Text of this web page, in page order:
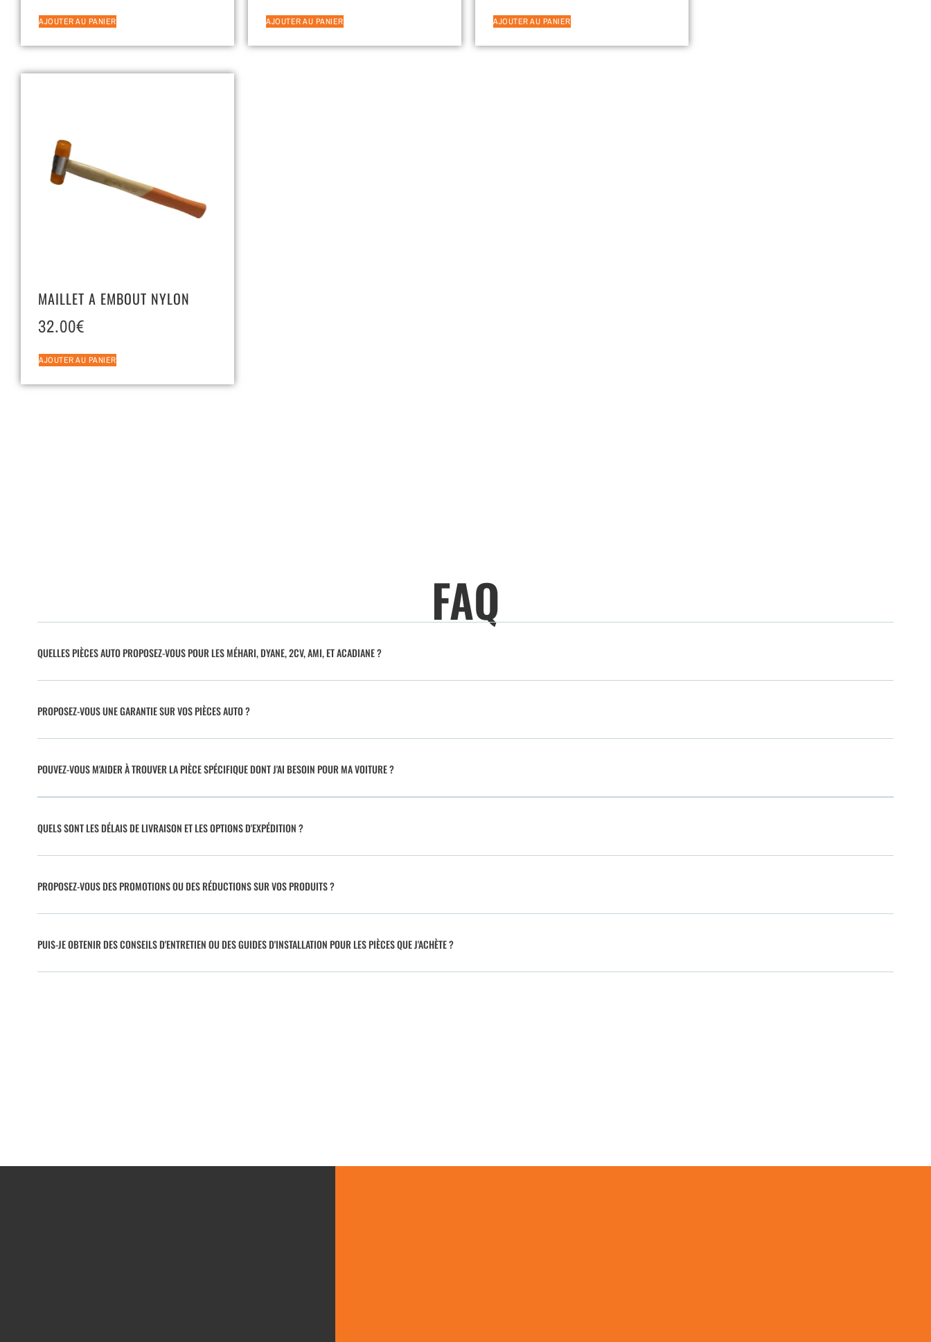
AJOUTER AU PANIER AJOUTER AU PANIER AJOUTER AU PANIER
MAILLET A EMBOUT NYLON
32.00€
AJOUTER AU PANIER
FAQ
QUELLES PIÈCES AUTO PROPOSEZ-VOUS POUR LES MÉHARI, DYANE, 2CV, AMI, ET ACADIANE ?
PROPOSEZ-VOUS UNE GARANTIE SUR VOS PIÈCES AUTO ?
POUVEZ-VOUS M'AIDER À TROUVER LA PIÈCE SPÉCIFIQUE DONT J'AI BESOIN POUR MA VOITURE ?
QUELS SONT LES DÉLAIS DE LIVRAISON ET LES OPTIONS D'EXPÉDITION ?
PROPOSEZ-VOUS DES PROMOTIONS OU DES RÉDUCTIONS SUR VOS PRODUITS ?
PUIS-JE OBTENIR DES CONSEILS D'ENTRETIEN OU DES GUIDES D'INSTALLATION POUR LES PIÈCES QUE J'ACHÈTE ?